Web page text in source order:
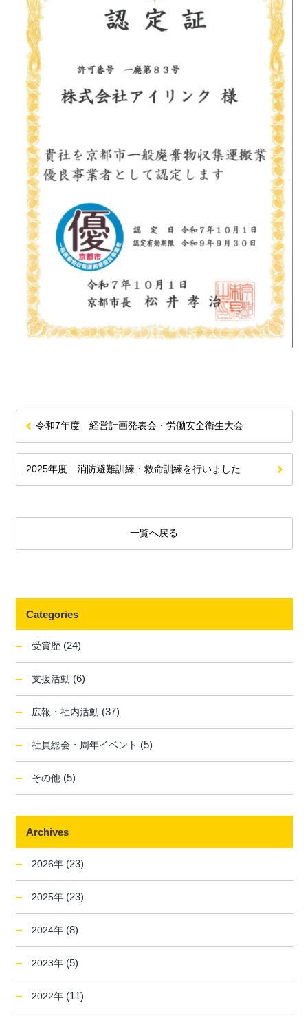
令和7年度 経営計画発表会・労働安全衛生大会
一覧へ戻る
2025年度 消防避難訓練・救命訓練を行いました
Categories
受賞歴 (24)
支援活動 (6)
広報・社内活動 (37)
社員総会・周年イベント (5)
その他 (5)
Archives
2026年 (23)
2025年 (23)
2024年 (8)
2023年 (5)
2022年 (11)